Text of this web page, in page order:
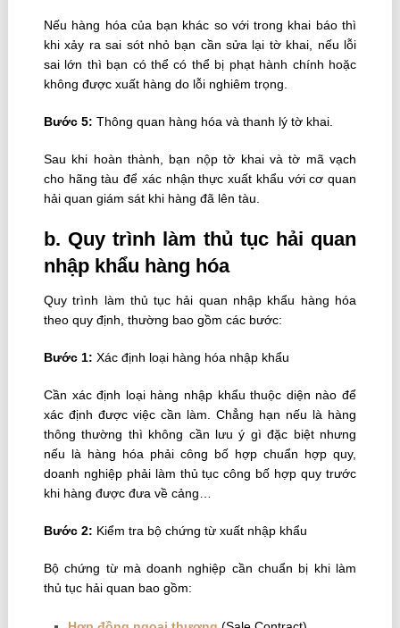
Nếu hàng hóa của bạn khác so với trong khai báo thì
khi xảy ra sai sót nhỏ bạn cần sửa lại tờ khai, nếu lỗi
sai lớn thì bạn có thể có thể bị phạt hành chính hoặc
không được xuất hàng do lỗi nghiêm trọng.
Bước 5: Thông quan hàng hóa và thanh lý tờ khai.
Sau khi hoàn thành, bạn nộp tờ khai và tờ mã vạch
cho hãng tàu để xác nhận thực xuất khẩu với cơ quan
hải quan giám sát khi hàng đã lên tàu.
b. Quy trình làm thủ tục hải quan
nhập khẩu hàng hóa
Quy trình làm thủ tục hải quan nhập khẩu hàng hóa
theo quy định, thường bao gồm các bước:
Bước 1: Xác định loại hàng hóa nhập khẩu
Cần xác định loại hàng nhập khẩu thuộc diện nào để
xác định được việc cần làm. Chẳng hạn nếu là hàng
thông thường thì không cần lưu ý gì đặc biệt nhưng
nếu là hàng hóa phải công bố hợp chuẩn hợp quy,
doanh nghiệp phải làm thủ tục công bố hợp quy trước
khi hàng được đưa về cảng…
Bước 2: Kiểm tra bộ chứng từ xuất nhập khẩu
Bộ chứng từ mà doanh nghiệp cần chuẩn bị khi làm
thủ tục hải quan bao gồm: